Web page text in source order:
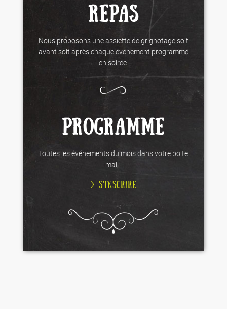
REPAS
Nous proposons une assiette de grignotage soit
avant soit après chaque événement programmé
en soirée.
PROGRAMME
Toutes les événements du mois dans votre boite
mail !
> S’INSCRIRE